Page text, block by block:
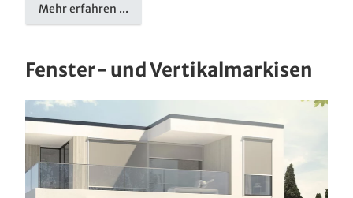
Mehr erfahren ...
Fenster- und Vertikalmarkisen